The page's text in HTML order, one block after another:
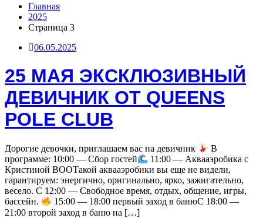
Главная
2025
Страница 3
06.05.2025
25 МАЯ ЭКСКЛЮЗИВНЫЙ
ДЕВИЧНИК ОТ QUEENS
POLE CLUB
Дорогие девочки, приглашаем вас на девичник
В
программе: 10:00 — Сбор гостей
11:00 — Аквааэробика с
Кристиной BOOТакой аквааэробики вы еще не видели,
гарантируем: энергично, оригинально, ярко, зажигательно,
весело. С 12:00 — Свободное время, отдых, общение, игры,
бассейн.
15:00 — 18:00 первый заход в банюС 18:00 —
21:00 второй заход в баню на […]